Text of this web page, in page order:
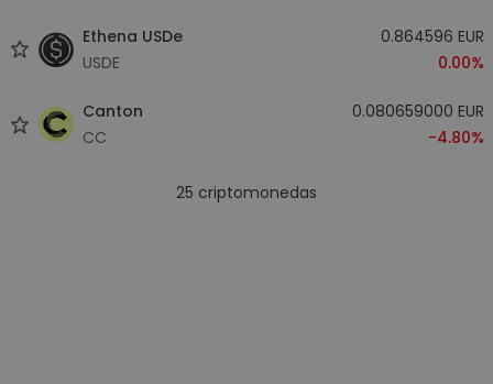
Ethena USDe
USDE
0.864596 EUR
0.00%
Canton
CC
0.080659000 EUR
-4.80%
25 criptomonedas